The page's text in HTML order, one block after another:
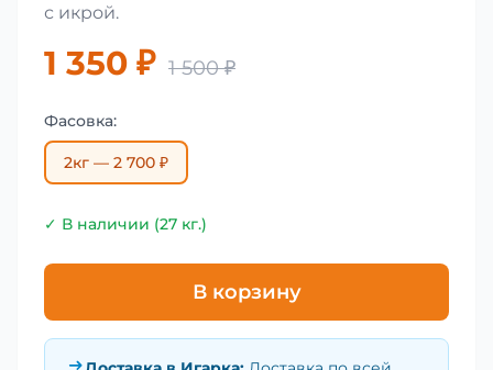
с икрой.
1 350 ₽ 1 500 ₽
Фасовка:
2кг — 2 700 ₽
✓ В наличии (27 кг.)
В корзину